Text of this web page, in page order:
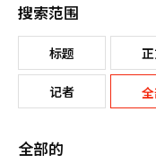
搜索范围
标题
记者
全部的